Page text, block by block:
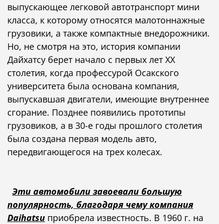
выпускающее легковой автотранспорт мини
класса, к которому относятся малотоннажные
грузовики, а также компактные внедорожники.
Но, не смотря на это, история компании
Дайхатсу берет начало с первых лет ХХ
столетия, когда профессурой Осакского
университета была основана компания,
выпускавшая двигатели, имеющие внутреннее
сгорание. Позднее появились прототипы
грузовиков, а в 30-е годы прошлого столетия
была создана первая модель авто,
передвигающегося на трех колесах.
Эти автомобили завоевали большую
популярность, благодаря чему компания
Daihatsuприобрела известность. В 1960 г. на